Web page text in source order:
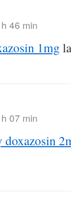
46 min
1mg
07 min
doxazosin